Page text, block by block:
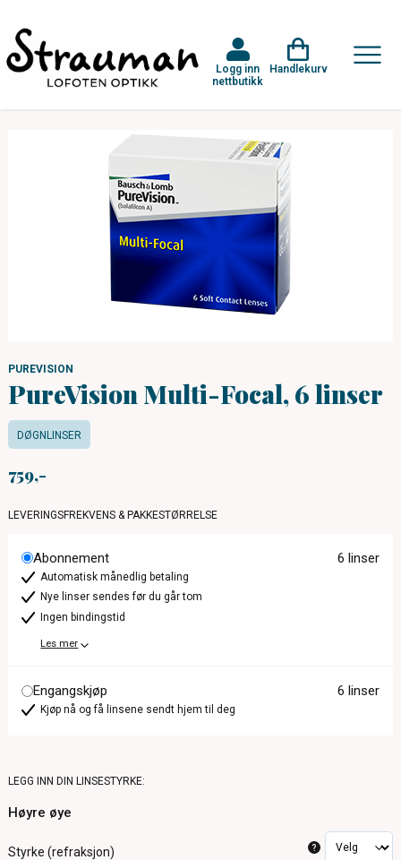
Logg inn
nettbutikk
Handlekurv
PUREVISION
PureVision Multi-Focal, 6 linser
DØGNLINSER
759
LEVERINGSFREKVENS & PAKKESTØRRELSE
Abonnement 6 linser
Automatisk månedlig betaling
Nye linser sendes før du går tom
Ingen bindingstid
Les mer
Engangskjøp 6 linser
Kjøp nå og få linsene sendt hjem til deg
LEGG INN DIN LINSESTYRKE:
Høyre øye
Styrke (refraksjon) ?